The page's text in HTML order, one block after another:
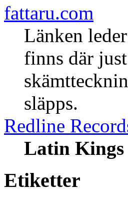
fattaru.com
Länken
finns där
släpps.
Redline
Latin Kings
Etiketter